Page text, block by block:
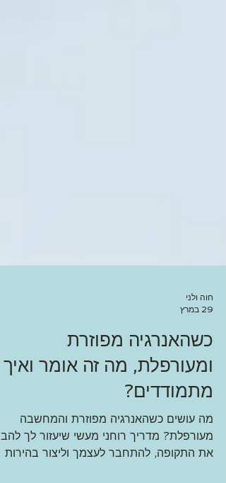
חוה ולני
29 במרץ
כשהאנרגיה מפוזרת
ומעורפלת, מה זה אומר ואיך
מתמודדים?